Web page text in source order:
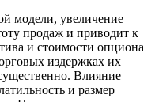
модели, увеличение
продаж и приводит к
и стоимости опциона
издержках их
Влияние
и размер